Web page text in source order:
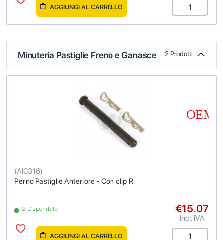
AGGIUNGI AL CARRELLO
Minuteria Pastiglie Freno e Ganasce 2 Prodotti
Perno Pastiglie Anteriore - Con clip R
(AI0316)
2 Disponibile €15.07
Incl. IVA
AGGIUNGI AL CARRELLO